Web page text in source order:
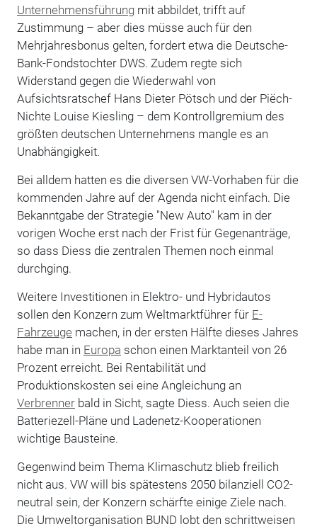
Unternehmensführungmit abbildet, trifft auf
Zustimmung – aber dies müsse auch für den
Mehrjahresbonus gelten, fordert etwa die Deutsche-
Bank-Fondstochter DWS. Zudem regte sich
Widerstand gegen die Wiederwahl von
Aufsichtsratschef Hans Dieter Pötsch und der Piëch-
Nichte Louise Kiesling – dem Kontrollgremium des
größten deutschen Unternehmens mangle es an
Unabhängigkeit.
Bei alldem hatten es die diversen VW-Vorhaben für die
kommenden Jahre auf der Agenda nicht einfach. Die
Bekanntgabe der Strategie "New Auto" kam in der
vorigen Woche erst nach der Frist für Gegenanträge,
so dass Diess die zentralen Themen noch einmal
durchging.
Weitere Investitionen in Elektro- und Hybridautos
sollen den Konzern zum Weltmarktführer für E-
Fahrzeuge machen, in der ersten Hälfte dieses Jahres
habe man in Europa schon einen Marktanteil von 26
Prozent erreicht. Bei Rentabilität und
Produktionskosten sei eine Angleichung an
Verbrennerbald in Sicht, sagte Diess. Auch seien die
Batteriezell-Pläne und Ladenetz-Kooperationen
wichtige Bausteine.
Gegenwind beim Thema Klimaschutz blieb freilich
nicht aus. VW will bis spätestens 2050 bilanziell CO2-
neutral sein, der Konzern schärfte einige Ziele nach.
Die Umweltorganisation BUND lobt den schrittweisen